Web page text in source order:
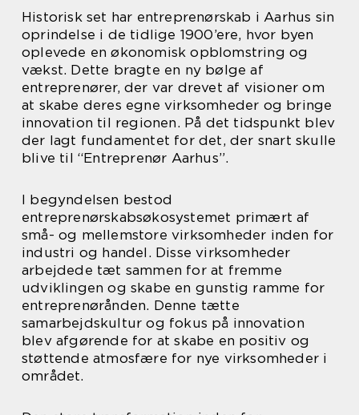
Historisk set har entreprenørskab i Aarhus sin
oprindelse i de tidlige 1900’ere, hvor byen
oplevede en økonomisk opblomstring og
vækst. Dette bragte en ny bølge af
entreprenører, der var drevet af visioner om
at skabe deres egne virksomheder og bringe
innovation til regionen. På det tidspunkt blev
der lagt fundamentet for det, der snart skulle
blive til “Entreprenør Aarhus”.
I begyndelsen bestod
entreprenørskabsøkosystemet primært af
små- og mellemstore virksomheder inden for
industri og handel. Disse virksomheder
arbejdede tæt sammen for at fremme
udviklingen og skabe en gunstig ramme for
entreprenørånden. Denne tætte
samarbejdskultur og fokus på innovation
blev afgørende for at skabe en positiv og
støttende atmosfære for nye virksomheder i
området.